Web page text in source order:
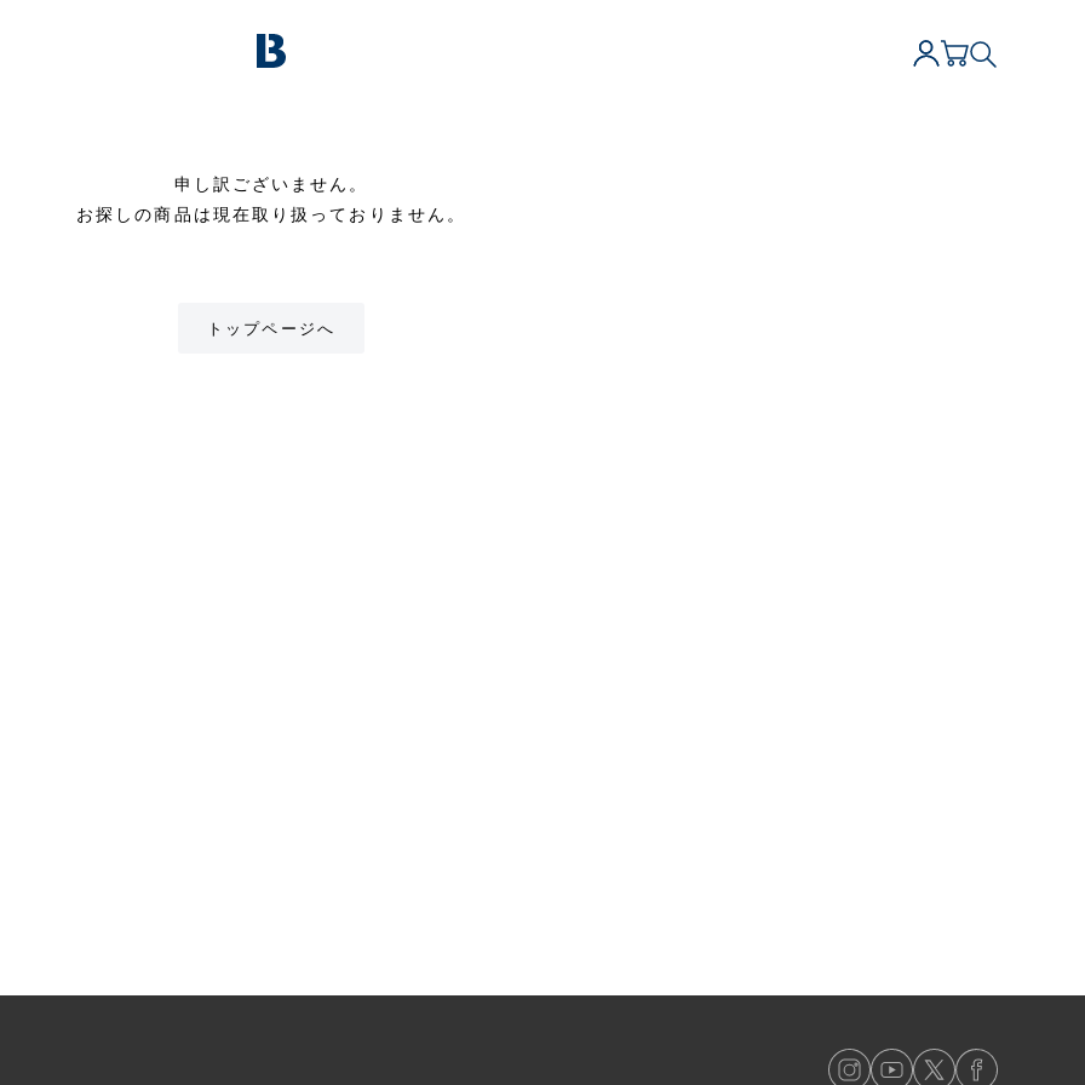
申し訳ございません。
お探しの商品は現在取り扱っておりません。
トップページへ